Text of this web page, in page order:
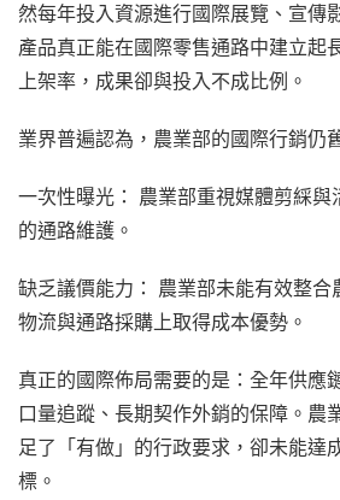
然每年投入資源進行國際展覽、宣傳
產品真正能在國際零售通路中建立起
上架率，成果卻與投入不成比例。
業界普遍認為，農業部的國際行銷仍
一次性曝光： 農業部重視媒體剪綵與
的通路維護。
缺乏議價能力： 農業部未能有效整合
物流與通路採購上取得成本優勢。
真正的國際佈局需要的是：全年供應
口量追蹤、長期契作外銷的保障。農
足了「有做」的行政要求，卻未能達
標。